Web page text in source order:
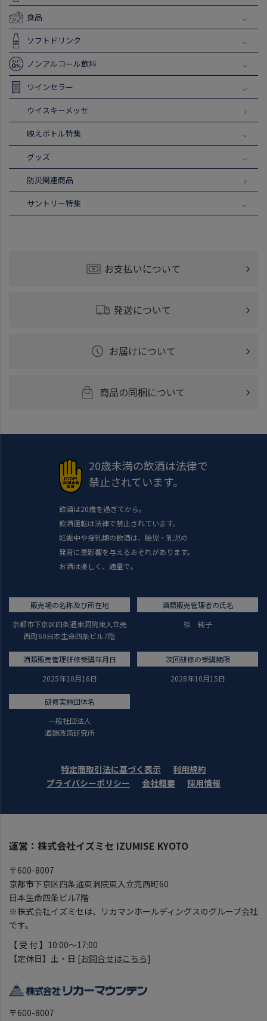
食品
ソフトドリンク
ノンアルコール飲料
ワインセラー
ウイスキーメッセ
映えボトル特集
グッズ
防災関連商品
サントリー特集
お支払いについて
発送について
お届けについて
商品の同梱について
20歳未満の飲酒は法律で
禁止されています。
飲酒は20歳を過ぎてから。
飲酒運転は法律で禁止されています。
妊娠中や授乳期の飲酒は、胎児・乳児の
発育に悪影響を与えるおそれがあります。
お酒は楽しく、適量で。
販売場の名称及び所在地
京都市下京区四条通東洞院東入立売
西町60日本生命四条ビル7階
酒類販売管理者の氏名
桂 純子
酒類販売管理研修受講年月日
2025年10月16日
次回研修の受講期限
2028年10月15日
研修実施団体名
一般社団法人
酒類政策研究所
特定商取引法に基づく表示
利用規約
プライバシーポリシー
会社概要 採用情報
運営：株式会社イズミセ IZUMISE KYOTO
〒600-8007
京都市下京区四条通東洞院東入立売西町60
日本生命四条ビル7階
※株式会社イズミセは、リカマンホールディングスのグループ会社
です。
【 受 付 】10:00～17:00
【定休日】土・日 [お問合せはこちら]
〒600-8007